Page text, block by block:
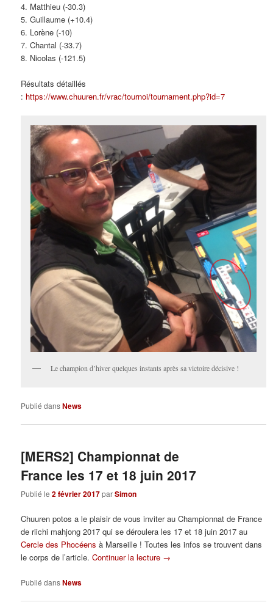
4. Matthieu (-30.3)
5. Guillaume (+10.4)
6. Lorène (-10)
7. Chantal (-33.7)
8. Nicolas (-121.5)
Résultats détaillés
: https://www.chuuren.fr/vrac/tournoi/tournament.php?id=7
Le champion d’hiver quelques instants après sa victoire décisive !
Publié dansNews
[MERS2] Championnat de
France les 17 et 18 juin 2017
Publié le2 février 2017parSimon
Chuuren potos a le plaisir de vous inviter au Championnat de France
de riichi mahjong 2017 qui se déroulera les 17 et 18 juin 2017 au
Cercle des Phocéens à Marseille ! Toutes les infos se trouvent dans
le corps de l’article.Continuer la lecture →
Publié dansNews